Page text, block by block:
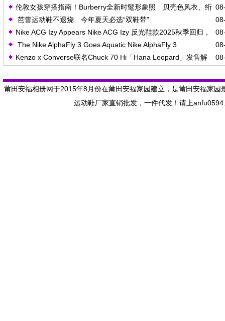
伦敦女孩穿搭指南！Burberry全新时髦形象照 贝壳色风衣、绗
缝手袋曝光
芭蕾运动鞋不退烧 今年夏天必选“双鞋带”
Nike ACG Izy Appears Nike ACG Izy 反光鞋款2025秋季回归，
拉链设计加持户外机能风
The Nike AlphaFly 3 Goes Aquatic Nike AlphaFly 3
“Obsidian/Doll” 跑鞋2025年秋季发售
Kenzo x Converse联名Chuck 70 Hi「Hana Leopard」发售解
莆田安福相册网于2015年8月份在莆田安福家园建立，是莆田安福家
运动鞋厂家直销批发，一件代发！请上